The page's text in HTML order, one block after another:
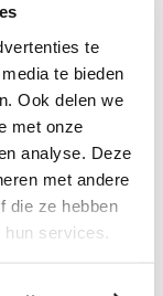
te
te bieden
Ook delen we
met onze
analyse. Deze
met andere
die ze hebben
services.
EPDM strook - 20
- breedte 80